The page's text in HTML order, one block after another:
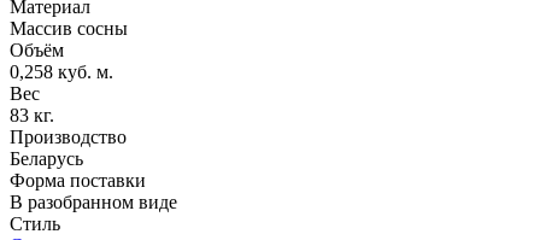
Материал
Массив сосны
Объём
0,258 куб. м.
Вес
83 кг.
Производство
Беларусь
Форма поставки
В разобранном виде
Стиль